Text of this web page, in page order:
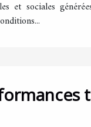
et sociales